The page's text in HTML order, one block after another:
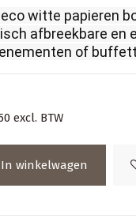
witte papieren
afbreekbare en
of
excl. BTW
In winkelwagen